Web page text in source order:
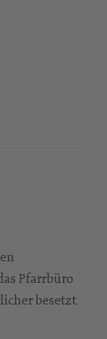
Pfarrbüro
besetzt